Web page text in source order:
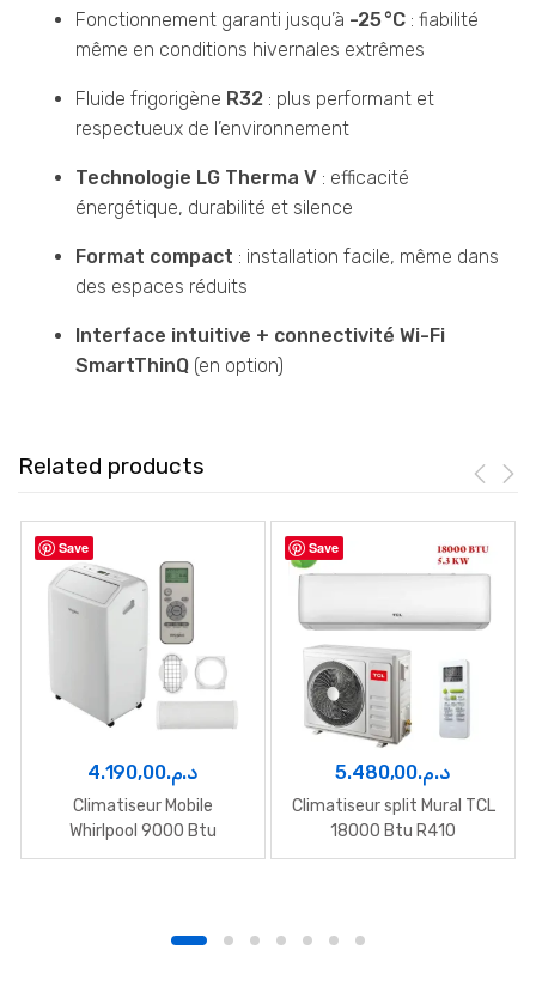
Fonctionnement garanti jusqu’à -25 °C : fiabilité
même en conditions hivernales extrêmes
Fluide frigorigène R32 : plus performant et
respectueux de l’environnement
Technologie LG Therma V : efficacité
énergétique, durabilité et silence
Format compact : installation facile, même dans
des espaces réduits
Interface intuitive + connectivité Wi-Fi
SmartThinQ (en option)
Related products
Save
د.م.4.190,00
Climatiseur Mobile
Whirlpool 9000 Btu
Save
د.م.5.480,00
Climatiseur split Mural TCL
18000 Btu R410